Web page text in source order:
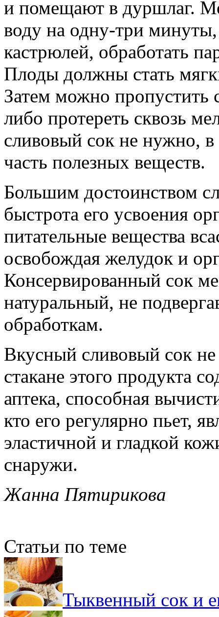
и помещают в дуршлаг.
воду на одну-три
кастрюлей, обработать
Плоды должны стать
Затем можно пропустить
либо протереть сквозь
сливовый сок не нужно,
часть полезных веществ.
Большим достоинством
быстрота его усвоения
питательные вещества
освобождая желудок и
Консервированный сок
натуральный, не
обработкам.
Вкусный сливовый сок не
стакане этого продукта
аптека, способная
кто его регулярно пьет,
эластичной и гладкой
снаружи.
Жанна Пятирикова
Статьи по теме
Тыквенный сок и